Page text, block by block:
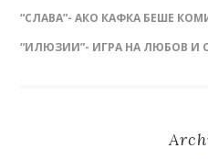
“СЛАВА”- АКО КАФКА БЕШЕ
“ИЛЮЗИИ”- ИГРА НА ЛЮБОВ И